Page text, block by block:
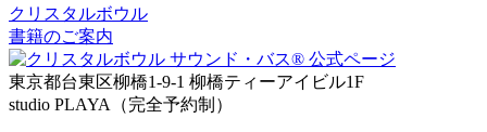
クリスタルボウル
書籍のご案内
東京都台東区柳橋1-9-1 柳橋ティーアイビル1F
studio PLAYA（完全予約制）